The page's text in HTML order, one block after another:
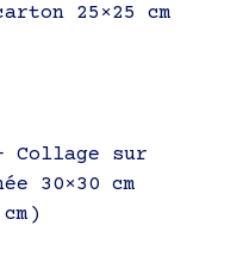
25×25 cm
Collage sur
30×30 cm